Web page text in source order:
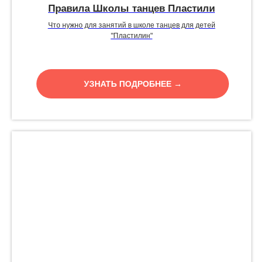
Правила Школы танцев Пластили
Что нужно для занятий в школе танцев для детей
"Пластилин"
УЗНАТЬ ПОДРОБНЕЕ →